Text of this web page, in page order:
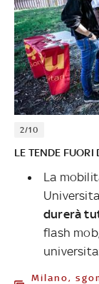
2/10
LE TENDE FUORI
La
durerà
flash
Milano, sgomberato l'ex cinema Splendor